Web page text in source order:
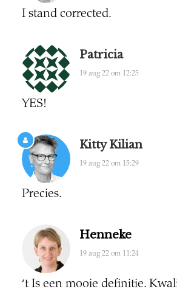
I stand corrected.
Patricia
19 aug 22 om 12:25
YES!
Kitty Kilian
19 aug 22 om 15:29
Precies.
Henneke
19 aug 22 om 11:24
‘t Is een mooie definitie.